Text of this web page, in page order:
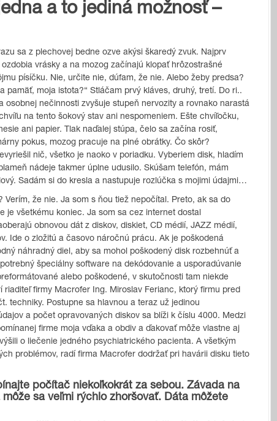
a to jediná možnosť –
sa z plechovej bedne ozve akýsi škaredý zvuk. Najprv
vrásky a na mozog začínajú klopať hrôzostrašné
písíčku. Nie, určite nie, dúfam, že nie. Alebo žeby predsa?
pamäť, moja istota?“ Stláčam prvý kláves, druhý, tretí. Do ri..
osobnej nečinnosti zvyšuje stupeň nervozity a rovnako narastá
na tento šokový stav ani nespomeniem. Ešte chvíľočku,
ani papier. Tlak naďalej stúpa, čelo sa začína rosiť,
pokus, mozog pracuje na plné obrátky. Čo skôr?
nič, všetko je naoko v poriadku. Vyberiem disk, hladím
nádeje takmer úplne udusilo. Skúšam telefón, mám
Sadám si do kresla a nastupuje rozlúčka s mojimi údajmi…
že nie. Ja som s ňou tiež nepočítal. Preto, ak sa do
je všetkému koniec. Ja som sa cez internet dostal
obnovou dát z diskov, diskiet, CD médií, JAZZ médií,
Ide o zložitú a časovo náročnú prácu. Ak je poškodená
náhradný diel, aby sa mohol poškodený disk rozbehnúť a
špeciálny software na dekódovanie a usporadúvanie
alebo poškodené, v skutočnosti tam niekde
riaditeľ firmy Macrofer Ing. Miroslav Ferianc, ktorý firmu pred
techniky. Postupne sa hlavnou a teraz už jedinou
a počet opravovaných diskov sa blíži k číslu 4000. Medzi
firme moja vďaka a obdiv a ďakovať môže vlastne aj
o liečenie jedného psychiatrického pacienta. A všetkým
problémov, radí firma Macrofer dodržať pri havárii disku tieto
počítač niekoľkokrát za sebou. Závada na
sa veľmi rýchlo zhoršovať. Dáta môžete